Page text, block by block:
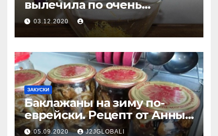
вылечила по очень
простому рецепту — уже 30
лет прошло и все хорошо!
03.12.2020
ЗАКУСКИ
Баклажаны на зиму по-
еврейски. Рецепт от Анны
Ароновны
05.09.2020 J2JGLOBALI